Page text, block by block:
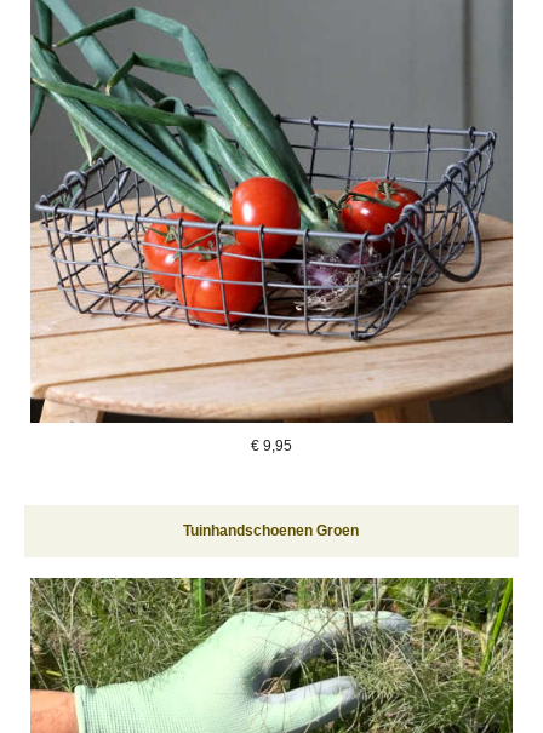
€ 9,95
Tuinhandschoenen Groen